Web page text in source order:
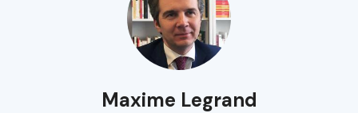
Maxime Legrand